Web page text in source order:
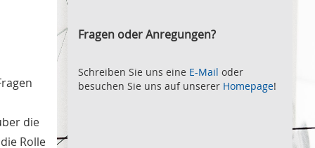
die
Rolle
Oktober 2
August 2
Juli 2
Fragen oder Anregungen?
Schreiben Sie uns eine E-Mail oder
besuchen Sie uns auf unserer Homepage!